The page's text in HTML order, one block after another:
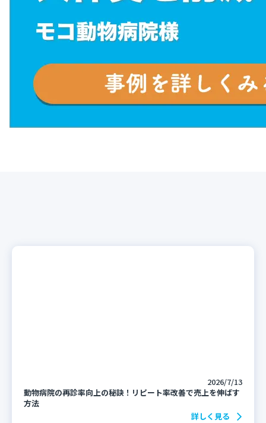
2026/7/13
動物病院の再診率向上の秘訣！リピート率改善で売上を伸ばす
方法
詳しく見る